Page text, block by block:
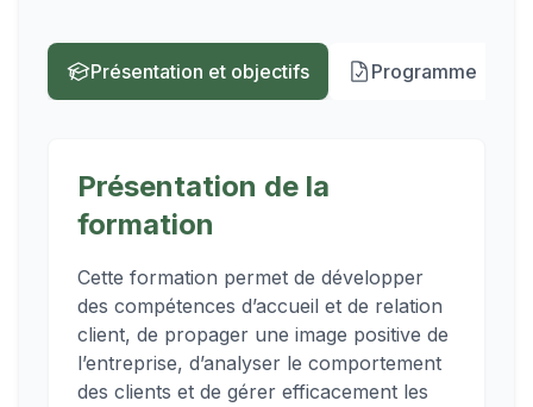
Présentation et objectifs Programme
Présentation de la
formation
Cette formation permet de développer
des compétences d’accueil et de relation
client, de propager une image positive de
l’entreprise, d’analyser le comportement
des clients et de gérer efficacement les